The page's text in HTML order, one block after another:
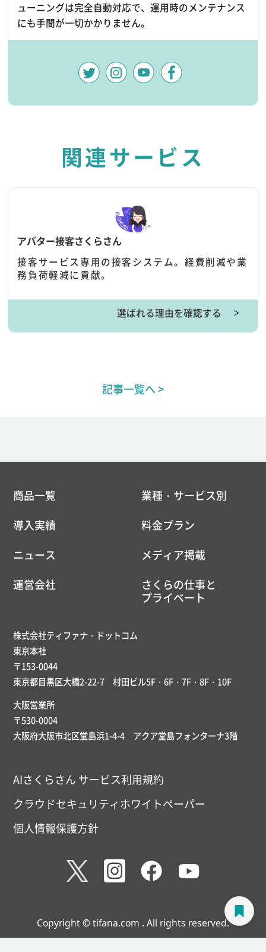
ューニングは完全自動対応で、運用時のメンテナンス
にも手間が一切かかりません。
関連サービス
アバター接客さくらさん
接客サービス専用の接客システム。経費削減や業
務負荷軽減に貢献。
選ばれる理由を確認する ＞
記事一覧へ >
商品一覧
業種・サービス別
導入実績
料金プラン
ニュース
メディア掲載
運営会社
さくらの仕事と
プライベート
株式会社ティファナ・ドットコム
東京本社
〒153-0044
東京都目黒区大橋2-22-7 村田ビル5F・6F・7F・8F・10F
大阪営業所
〒530-0004
大阪府大阪市北区堂島浜1-4-4 アクア堂島フォンターナ3階
AIさくらさん サービス利用規約
クラウドセキュリティホワイトペーパー
個人情報保護方針
Copyright © tifana.com . All rights reserved.